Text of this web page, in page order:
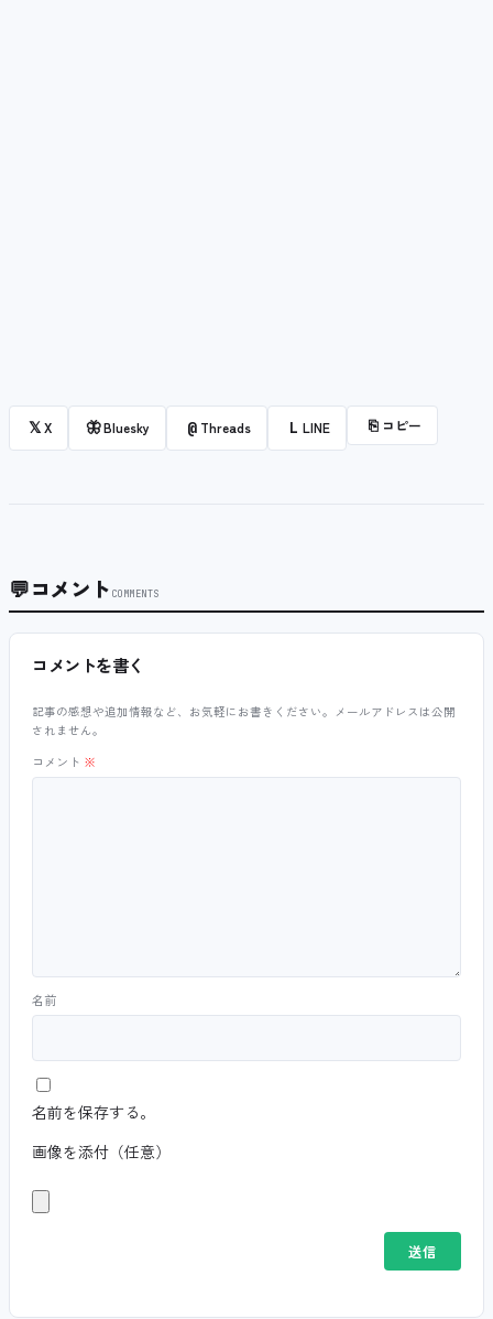
𝕏X 🦋Bluesky @ Threads L LINE ⎘ コピー
💬コメント COMMENTS
コメントを書く
記事の感想や追加情報など、お気軽にお書きください。メールアドレスは公開
されません。
コメント ※
名前
名前を保存する。
画像を添付（任意）